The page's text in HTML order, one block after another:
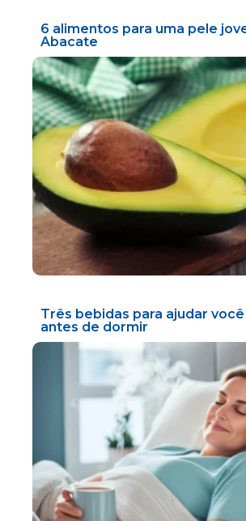
6 alimentos para uma pele
Abacate
Três bebidas para ajudar
antes de dormir